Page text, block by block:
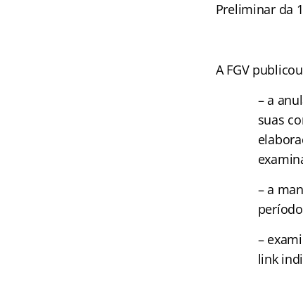
Preliminar da
A FGV
– a
suas
– a
–
link